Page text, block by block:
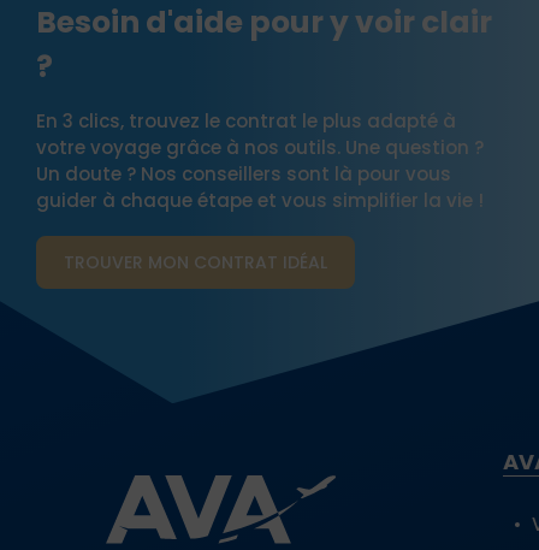
Besoin d'aide pour y voir clair
?
En 3 clics, trouvez le contrat le plus adapté à
votre voyage grâce à nos outils. Une question ?
Un doute ? Nos conseillers sont là pour vous
guider à chaque étape et vous simplifier la vie !
TROUVER MON CONTRAT​ IDÉAL